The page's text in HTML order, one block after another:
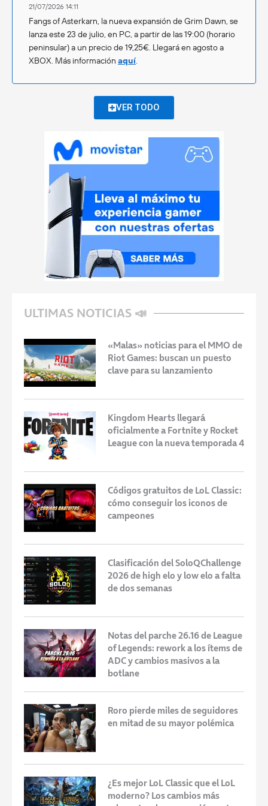
21/07/2026 14:11
Fangs of Asterkarn, la nueva expansión de Grim Dawn, se
lanza este 23 de julio, en PC, a partir de las 19:00 (horario
peninsular) a un precio de 19,25€. Llegará en agosto a
XBOX. Más información aquí.
VER TODO
ULTIMAS NOTICIAS 📣
«Malas» noticias para el MMO de
Riot Games: buscan un puesto
clave para su lanzamiento
Kingdom Hearts llegará
oficialmente a Fortnite y Rocket
League con la nueva temporada 4
Códigos gratuitos de LoL Classic:
cómo conseguir los iconos de
campeones
Clasificación del SoloQChallenge
2026 de high elo y low elo a falta
de dos semanas
Notas del parche 26.16 de League
of Legends: rework a los ítems de
ADC y cambios masivos a la
botlane
Roro pierde miles de seguidores
en mitad de su mayor polémica
¿Es mejor LoL Classic que el LoL
moderno? Los cambios más